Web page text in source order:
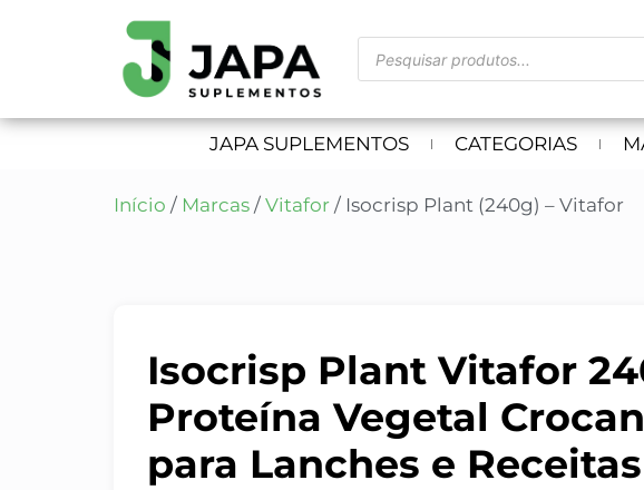
JAPA SUPLEMENTOS CATEGORIAS
Início / Marcas / Vitafor / Isocrisp Plant (240g) – Vitafor
Isocrisp Plant Vitafor
Proteína Vegetal
para Lanches e Receitas